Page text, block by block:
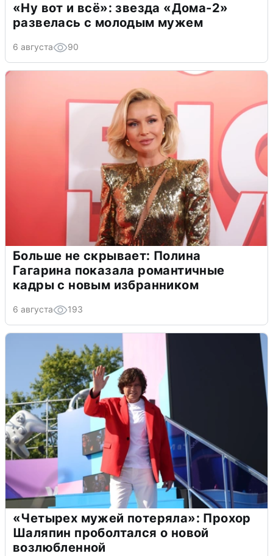
«Ну вот и всё»: звезда «Дома-2»
развелась с молодым мужем
6 августа 90
Больше не скрывает: Полина
Гагарина показала романтичные
кадры с новым избранником
6 августа 193
«Четырех мужей потеряла»: Прохор
Шаляпин проболтался о новой
возлюбленной